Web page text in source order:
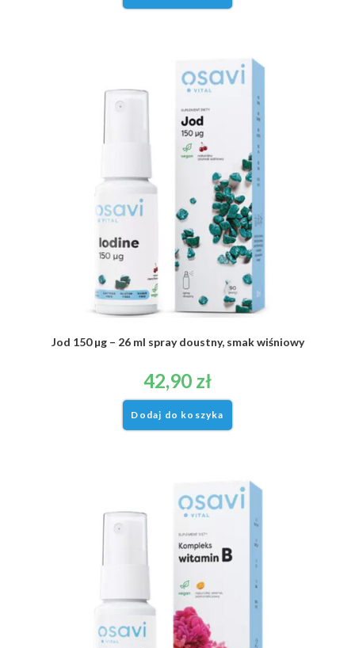
Jod 150 µg – 26 ml spray doustny, smak wiśniowy
42,90 zł
Dodaj do koszyka